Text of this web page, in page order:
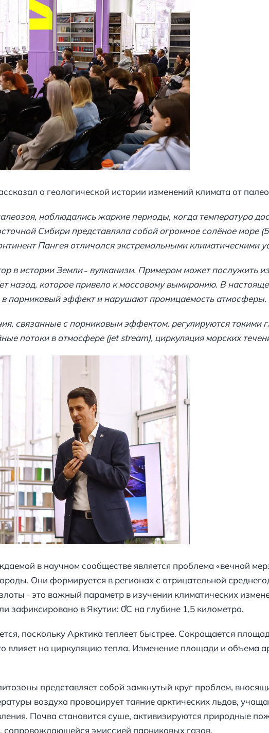
о геологической истории изменений климата от
наблюдались жаркие периоды, когда температура
Сибири представляла собой огромное солёное море
Пангея отличался экстремальными климатическими
в истории Земли ˗ вулканизм. Примером может послужить
назад, которое привело к массовому вымиранию. В
в парниковый эффект и нарушают проницаемость атмосферы.
связанные с парниковым эффектом, регулируются такими
потоки в атмосфере (jet stream), циркуляция морских
в научном сообществе является проблема «вечной
Они формируется в регионах с отрицательной
˗ это важный параметр в изучении климатических
зафиксировано в Якутии: 0̊С на глубине 1,5 километра.
поскольку Арктика теплеет быстрее. Сокращается
влияет на циркуляцию тепла. Изменение площади и объема
представляет собой замкнутый круг проблем,
воздуха провоцирует таяние арктических льдов,
Почва становится суше, активизируются природные
сопровождающейся эмиссией парниковых газов.